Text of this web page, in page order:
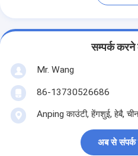
सम्पर्क करने
Mr. Wang
86-13730526686
Anping काउंटी, हेंगशुई, हेबै, चीन
अब से